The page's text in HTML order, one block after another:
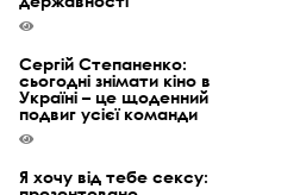
Сергій Степаненко:
сьогодні знімати кіно в
Україні – це щоденний
подвиг усієї команди
Я хочу від тебе сексу: